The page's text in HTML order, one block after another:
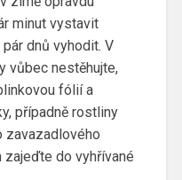
minut vystavit
dnů vyhodit. V
vůbec nestěhujte,
fólií a
případně rostliny
zavazadlového
zajeďte do vyhřívané